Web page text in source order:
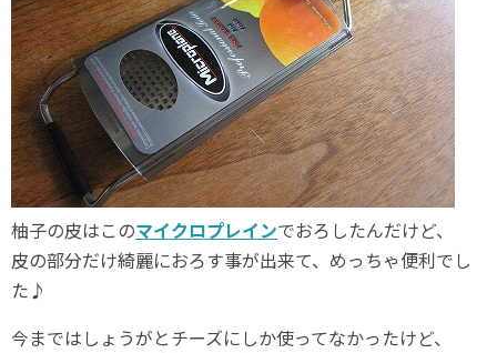
柚子の皮はこのマイクロプレインでおろしたんだけど、
皮の部分だけ綺麗におろす事が出来て、めっちゃ便利でし
た♪
今まではしょうがとチーズにしか使ってなかったけど、